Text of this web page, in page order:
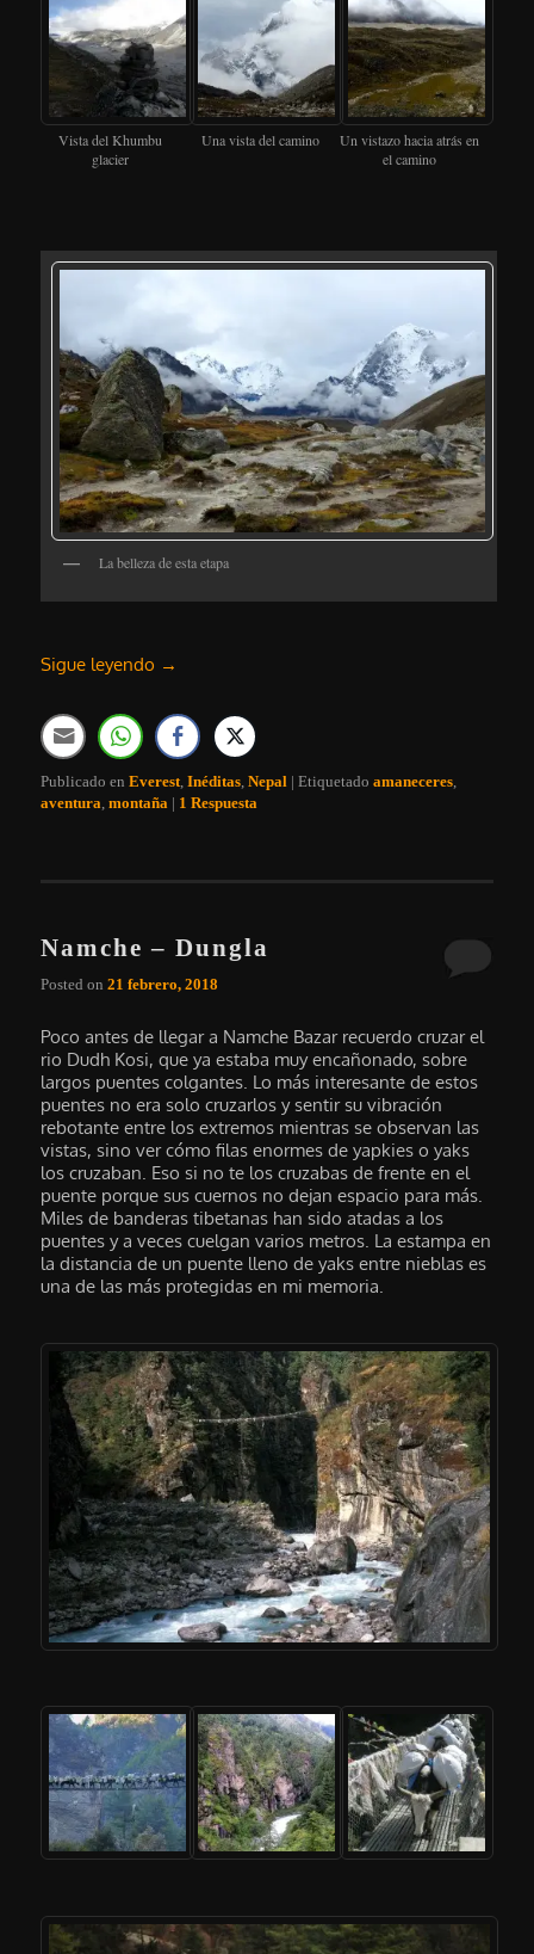
Vista del Khumbu
glacier
Una vista del camino
Un vistazo hacia atrás en
el camino
La belleza de esta etapa
Sigue leyendo →
Publicado en Everest,Inéditas,Nepal |Etiquetado amaneceres,
aventura,montaña | 1 Respuesta
Namche – Dungla
Posted on21 febrero, 2018
Poco antes de llegar a Namche Bazar recuerdo cruzar el
rio Dudh Kosi, que ya estaba muy encañonado, sobre
largos puentes colgantes. Lo más interesante de estos
puentes no era solo cruzarlos y sentir su vibración
rebotante entre los extremos mientras se observan las
vistas, sino ver cómo filas enormes de yapkies o yaks
los cruzaban. Eso si no te los cruzabas de frente en el
puente porque sus cuernos no dejan espacio para más.
Miles de banderas tibetanas han sido atadas a los
puentes y a veces cuelgan varios metros. La estampa en
la distancia de un puente lleno de yaks entre nieblas es
una de las más protegidas en mi memoria.